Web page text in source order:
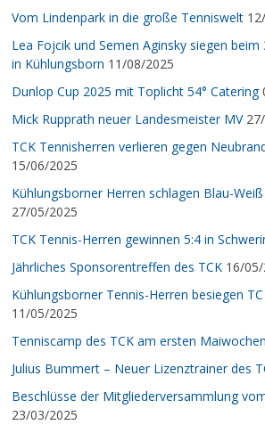
Vom Lindenpark in die große Tenniswelt
Lea Fojcik und Semen Aginsky siegen
in Kühlungsborn 11/08/2025
Dunlop Cup 2025 mit Toplicht 54° Catering
Mick Rupprath neuer Landesmeister MV
TCK Tennisherren verlieren gegen
15/06/2025
Kühlungsborner Herren schlagen Blau-
27/05/2025
TCK Tennis-Herren gewinnen 5:4 in
Jährliches Sponsorentreffen des TCK 16/
Kühlungsborner Tennis-Herren besiegen
11/05/2025
Tenniscamp des TCK am ersten
Julius Bummert – Neuer Lizenztrainer des
Beschlüsse der Mitgliederversammlung
23/03/2025